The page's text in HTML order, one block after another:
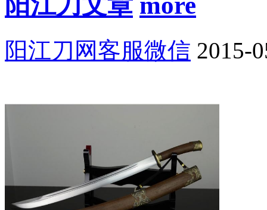
阳江刀网客服微信 2015-